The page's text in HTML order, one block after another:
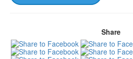
Share